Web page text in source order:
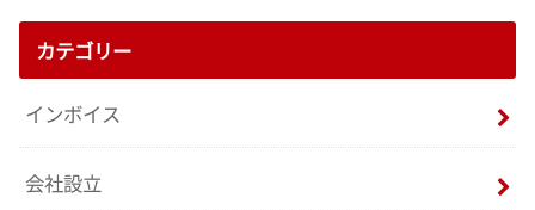
カテゴリー
インボイス
会社設立